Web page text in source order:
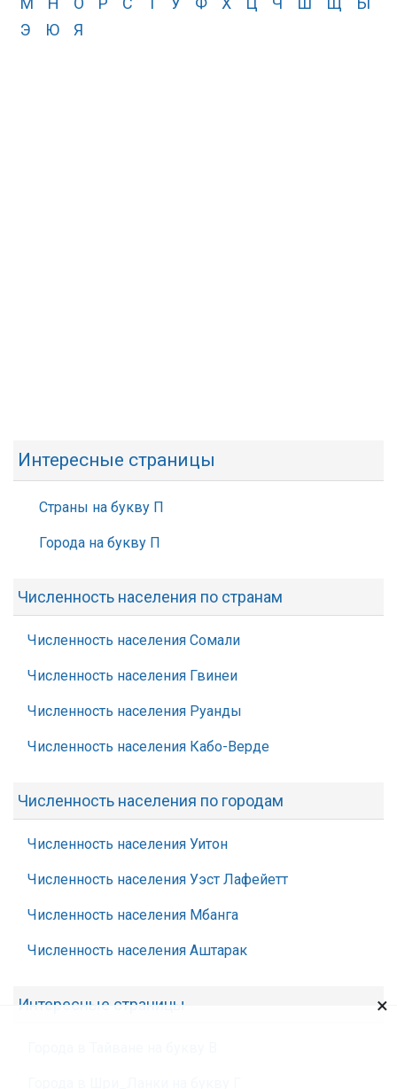
Э
Ю Я
Интересные страницы
Страны на букву П
Города на букву П
Численность населения по странам
Численность населения Сомали
Численность населения Гвинеи
Численность населения Руанды
Численность населения Кабо-Верде
Численность населения по городам
Численность населения Уитон
Численность населения Уэст Лафейетт
Численность населения Мбанга
Численность населения Аштарак
Интересные страницы ×